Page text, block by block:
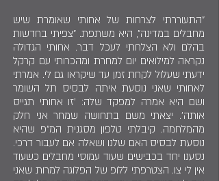
"התעוררתי לצרחות של אחותי שאומרת שיש
מחבלים במדינה", היא משתפת. "צפיתי בחדשות
בהלם ולא הצלחתי לעכל דבר. אחותי הגדולה
נקראה למילואים יום למחרת ומהכרותי עם קרקל
ידעתי שעלול לקחת זמן עד שיקראו גם לי. אמרתי
לאחותי שאני נוסעת איתה לבסיס תל השומר
ושם היא אמרה למפקד שלה: 'זו אחותי תגייס
אותה'. יצאתי משם בתחושה שמחר אני חלק
מהמלחמה. קיבלתי טלפון מסגנית המ"פ שהיא
נוסעת לבסיס האם שלנו ושאלה אם לעבור דרכי.
נסענו יחד בכבישים שעוד עמוסי מחבלים כשעוד
אין לי צו. הצטרפתי ללופ של הפלוגה למרות שאני